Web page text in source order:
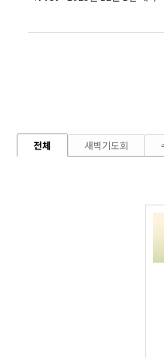
전체 새벽기도회